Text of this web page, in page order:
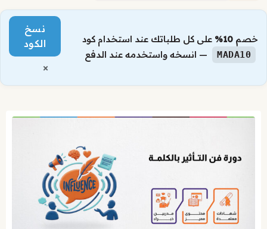
خصم 10% على كل طلباتك عند استخدام كود
MADA10 — انسخه واستخدمه عند الدفع
نسخ
الكود
×